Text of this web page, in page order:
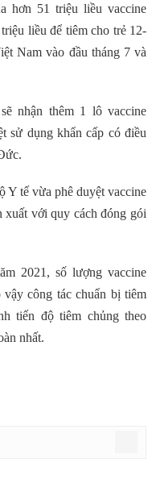
hơn 51 triệu liều vaccine
liều để tiêm cho trẻ 12-
Nam vào đầu tháng 7 và
nhận thêm 1 lô vaccine
sử dụng khẩn cấp có điều
tế vừa phê duyệt vaccine
với quy cách đóng gói
2021, số lượng vaccine
công tác chuẩn bị tiêm
tiến độ tiêm chủng theo
nhất.